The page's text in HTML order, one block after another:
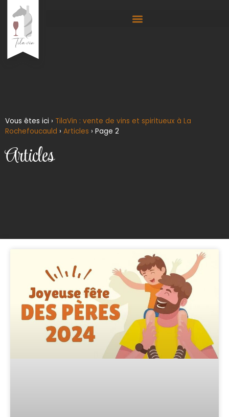
Vous êtes ici › TilaVin : vente de vins et spiritueux à La
Rochefoucauld › Articles › Page 2
Articles